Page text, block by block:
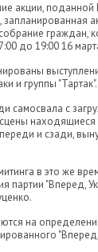
акции, поданной
запланированная
граждан,
до 19:00 16
и группы "Тартак".
самосвала с
сцены
и сзади,
в это же
партии "Вперед,
на